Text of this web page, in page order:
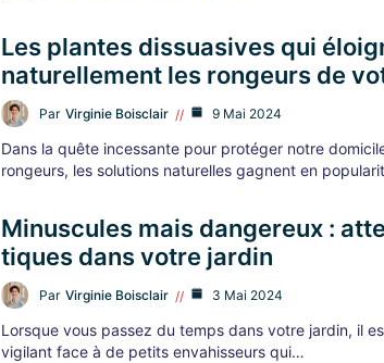
Les plantes dissuasives qui
naturellement les rongeurs de
Par Virginie Boisclair 9 Mai 2024
Dans la quête incessante pour protéger notre
rongeurs, les solutions naturelles gagnent en
Minuscules mais dangereux :
tiques dans votre jardin
Par Virginie Boisclair 3 Mai 2024
Lorsque vous passez du temps dans votre jardin, il
vigilant face à de petits envahisseurs qui…